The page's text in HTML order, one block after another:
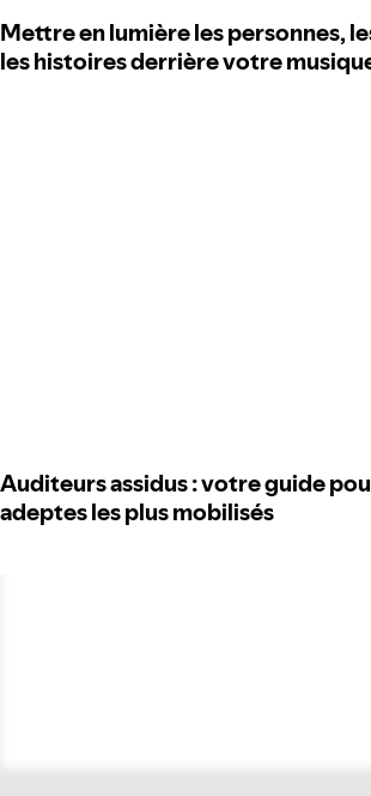
Mettre en lumière les personnes,
les histoires derrière votre
Auditeurs assidus : votre guide
adeptes les plus mobilisés